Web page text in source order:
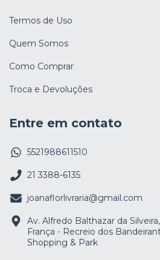
Termos de Uso
Quem Somos
Como Comprar
Troca e Devoluções
Entre em contato
5521988611510
21 3388-6135
joanaflorlivraria@gmail.com
Av. Alfredo Balthazar da
França - Recreio dos
Shopping & Park